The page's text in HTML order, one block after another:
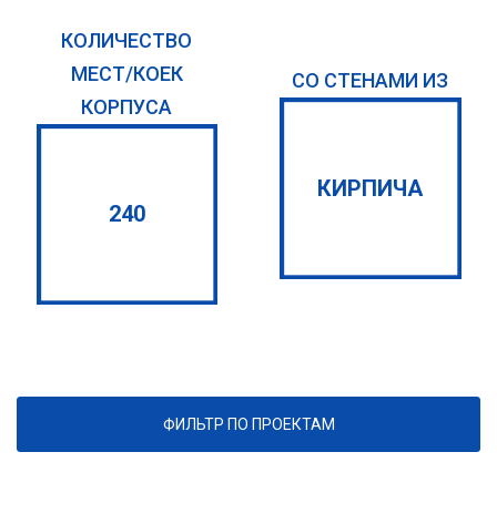
КОЛИЧЕСТВО
МЕСТ/КОЕК
КОРПУСА
240
СО СТЕНАМИ ИЗ
КИРПИЧА
ФИЛЬТР ПО ПРОЕКТАМ